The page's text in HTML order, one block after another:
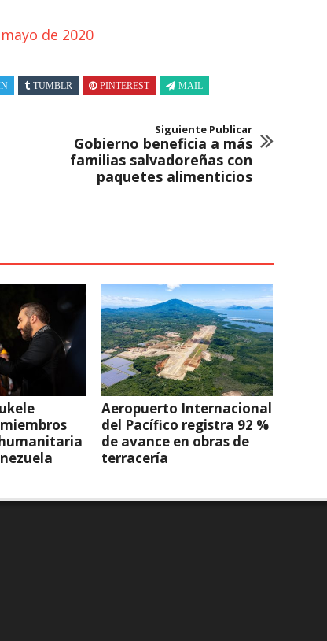
de 2020
TUMBLR PINTEREST MAIL
Siguiente Publicar
Gobierno beneficia a más
familias salvadoreñas con
paquetes alimenticios
Aeropuerto Internacional
del Pacífico registra 92 %
de avance en obras de
terracería